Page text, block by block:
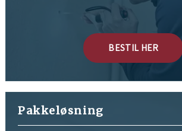
BESTIL HER
Pakkeløsning